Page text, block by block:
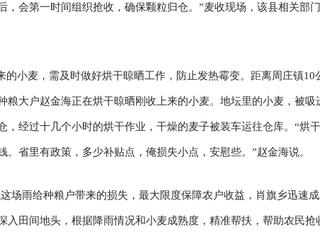
，会第一时间组织抢收，确保颗粒归仓。”麦收现场，该县相关部
的小麦，需及时做好烘干晾晒工作，防止发热霉变。距离周庄镇10
粮大户赵金海正在烘干晾晒刚收上来的小麦。地坛里的小麦，被吸
，经过十几个小时的烘干作业，干燥的麦子被装车运往仓库。“烘
。省里有政策，多少补贴点，俺损失小点，安慰些。”赵金海说。
场雨给种粮户带来的损失，最大限度保障农户收益，肖旗乡迅速
入田间地头，根据降雨情况和小麦成熟度，精准帮扶，帮助农民抢